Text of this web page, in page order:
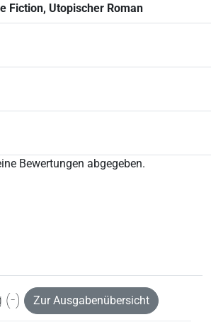
Fiction, Utopischer Roman
Bewertungen abgegeben.
(-) Zur Ausgabenübersicht